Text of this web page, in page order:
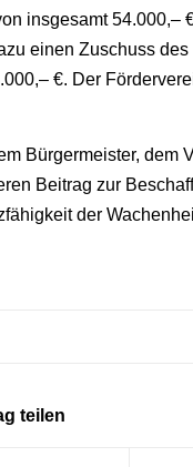
insgesamt 54.000,–
einen Zuschuss
€. Der
Bürgermeister, dem
Beitrag zur
der
teilen